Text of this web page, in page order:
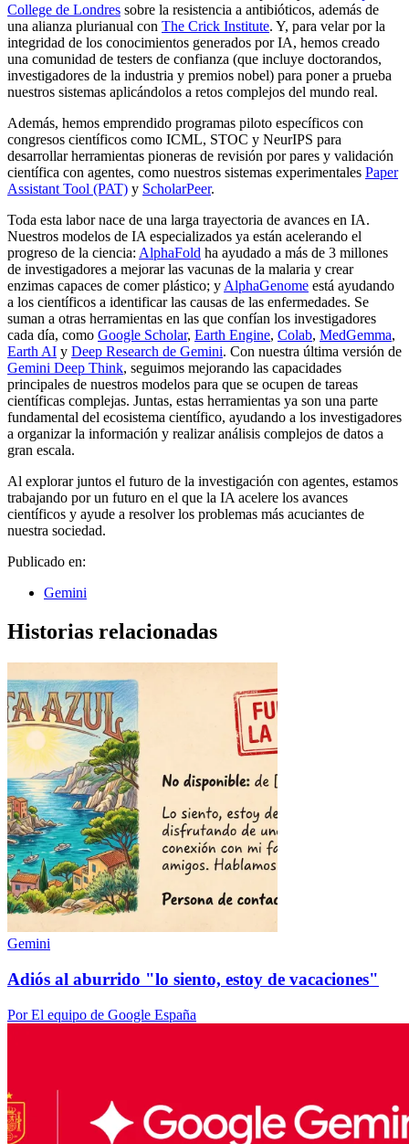
College de Londres sobre la resistencia a antibióticos, además de
una alianza plurianual con The Crick Institute. Y, para velar por la
integridad de los conocimientos generados por IA, hemos creado
una comunidad de testers de confianza (que incluye doctorandos,
investigadores de la industria y premios nobel) para poner a prueba
nuestros sistemas aplicándolos a retos complejos del mundo real.
Además, hemos emprendido programas piloto específicos con
congresos científicos como ICML, STOC y NeurIPS para
desarrollar herramientas pioneras de revisión por pares y validación
científica con agentes, como nuestros sistemas experimentales Paper
Assistant Tool (PAT) y ScholarPeer.
Toda esta labor nace de una larga trayectoria de avances en IA.
Nuestros modelos de IA especializados ya están acelerando el
progreso de la ciencia: AlphaFold ha ayudado a más de 3 millones
de investigadores a mejorar las vacunas de la malaria y crear
enzimas capaces de comer plástico; y AlphaGenome está ayudando
a los científicos a identificar las causas de las enfermedades. Se
suman a otras herramientas en las que confían los investigadores
cada día, como Google Scholar, Earth Engine, Colab, MedGemma,
Earth AI y Deep Research de Gemini. Con nuestra última versión de
Gemini Deep Think, seguimos mejorando las capacidades
principales de nuestros modelos para que se ocupen de tareas
científicas complejas. Juntas, estas herramientas ya son una parte
fundamental del ecosistema científico, ayudando a los investigadores
a organizar la información y realizar análisis complejos de datos a
gran escala.
Al explorar juntos el futuro de la investigación con agentes, estamos
trabajando por un futuro en el que la IA acelere los avances
científicos y ayude a resolver los problemas más acuciantes de
nuestra sociedad.
Publicado en:
Gemini
Historias relacionadas
Gemini
Adiós al aburrido "lo siento, estoy de vacaciones"
Por El equipo de Google España